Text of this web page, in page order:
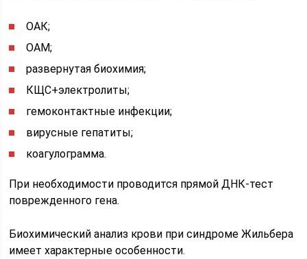
ОАК;
ОАМ;
развернутая биохимия;
КЩС+электролиты;
гемоконтактные инфекции;
вирусные гепатиты;
коагулограмма.
При необходимости проводится прямой ДНК-тест
поврежденного гена.
Биохимический анализ крови при синдроме Жильбера
имеет характерные особенности.